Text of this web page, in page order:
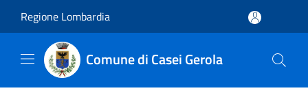
Regione Lombardia
Comune di Casei Gerola